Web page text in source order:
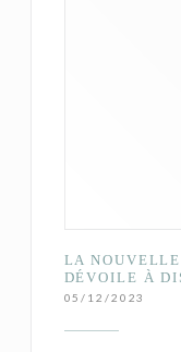
LA
DÉVOILE À
05/12/2023